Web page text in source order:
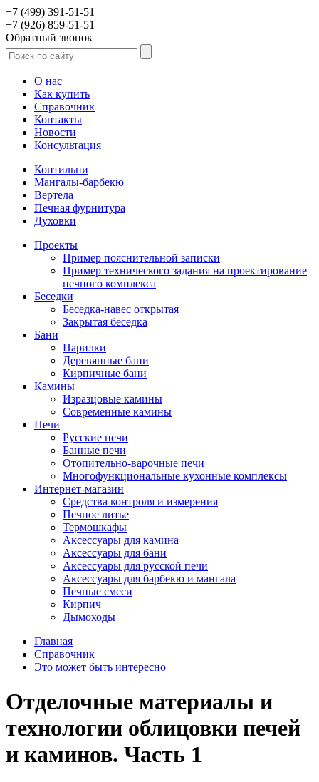
+7 (499) 391-51-51
+7 (926) 859-51-51
Обратный звонок
О нас
Как купить
Справочник
Контакты
Новости
Консультация
Коптильни
Мангалы-барбекю
Вертела
Печная фурнитура
Духовки
Проекты
Пример пояснительной записки
Пример технического задания на проектирование
печного комплекса
Беседки
Беседка-навес открытая
Закрытая беседка
Бани
Парилки
Деревянные бани
Кирпичные бани
Камины
Изразцовые камины
Современные камины
Печи
Русские печи
Банные печи
Отопительно-варочные печи
Многофункциональные кухонные комплексы
Интернет-магазин
Средства контроля и измерения
Печное литье
Термошкафы
Аксессуары для камина
Аксессуары для бани
Аксессуары для русской печи
Аксессуары для барбекю и мангала
Печные смеси
Кирпич
Дымоходы
Главная
Справочник
Это может быть интересно
Отделочные материалы и
технологии облицовки печей
и каминов. Часть 1